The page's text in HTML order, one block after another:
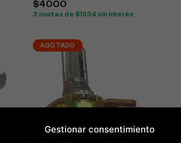
Gestionar consentimiento
$4000
3 cuotas de $1334 sin interés
AGOTADO